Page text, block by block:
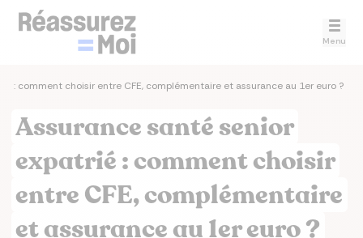
Menu
: comment choisir entre CFE, complémentaire et assurance au 1er euro ?
Assurance santé senior
expatrié : comment choisir
entre CFE, complémentaire
et assurance au 1er euro ?